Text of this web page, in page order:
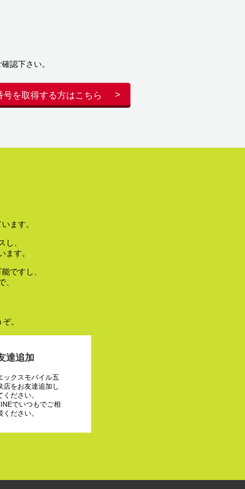
認下さい。
号を取得する方はこちら
ます。
し、
ます。
ですし、
、
。
達追加
ックスモバイル五
店をお友達追加し
ください。
でいつもでご相
ください。